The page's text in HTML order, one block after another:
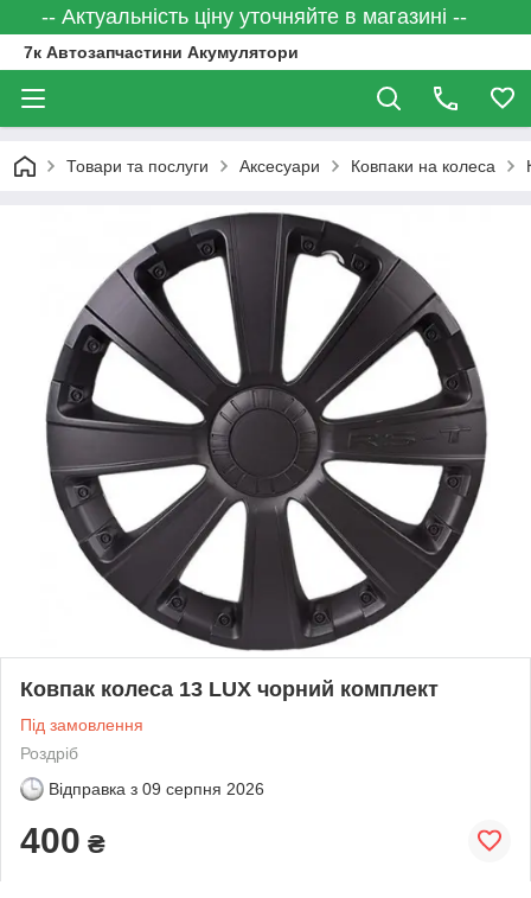
-- Актуальність ціну уточняйте в магазині --
7к Автозапчастини Акумулятори
Товари та послуги Аксесуари Ковпаки на колеса
Ковпак колеса 13 LUX чорний комплект
Під замовлення
Роздріб
Відправка з 09 серпня 2026
400 ₴